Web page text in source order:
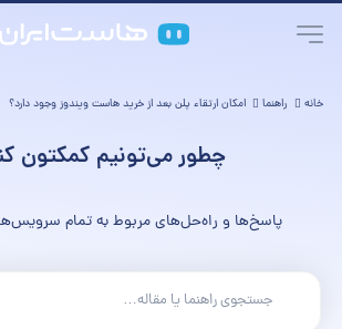
خانه راهنما امکان ارتقاء پلن بعد از خرید هاست ویندوز وجود دارد؟
چطور می‌تونیم کمکتون
پاسخ‌ها و راه‌حل‌های مربوط به تمام